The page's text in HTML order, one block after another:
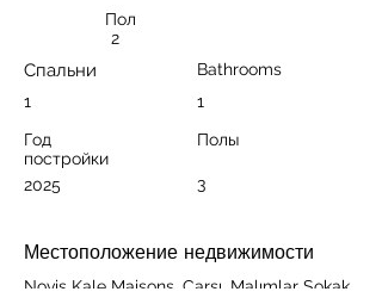
Пол
2
Спальни
1
Год
постройки
2025
Bathrooms
1
Полы
3
Местоположение недвижимости
Novis Kale Maisons, Çarşı, Malımlar Sokak,